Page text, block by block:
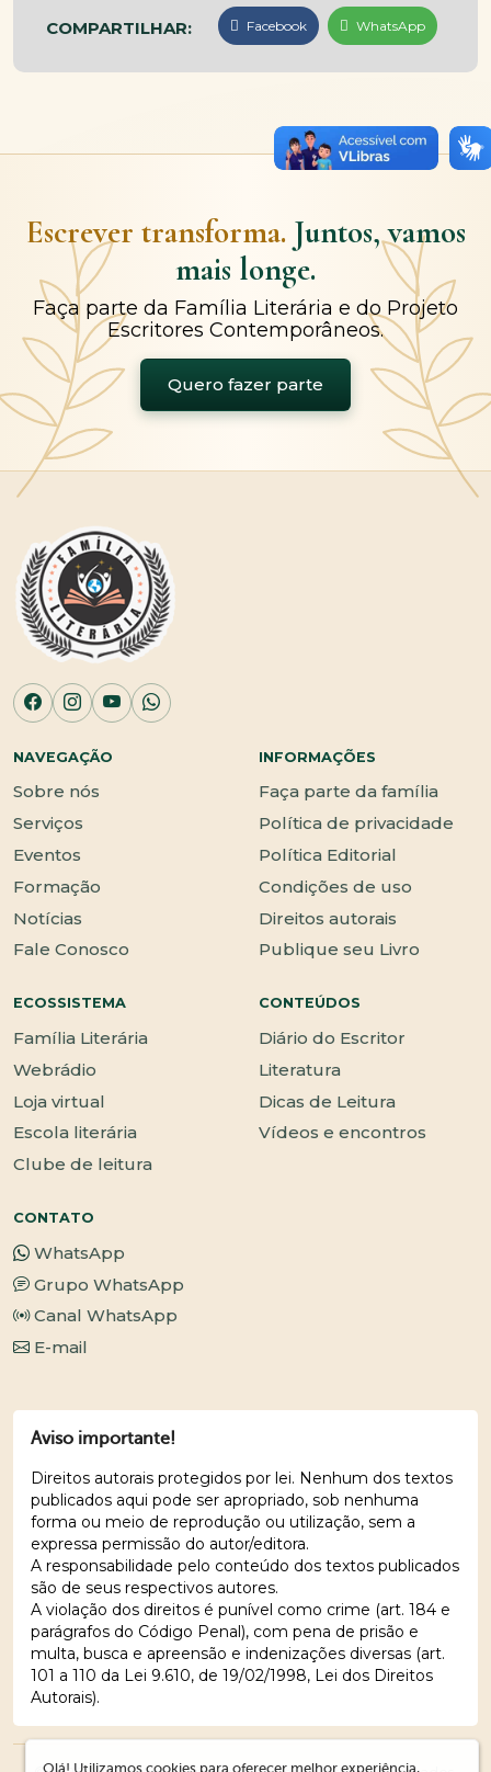
COMPARTILHAR: Facebook WhatsApp
Escrever transforma. Juntos, vamos
mais longe.
Faça parte da Família Literária e do Projeto
Escritores Contemporâneos.
Quero fazer parte
NAVEGAÇÃO
Sobre nós
Serviços
Eventos
Formação
Notícias
Fale Conosco
INFORMAÇÕES
Faça parte da família
Política de privacidade
Política Editorial
Condições de uso
Direitos autorais
Publique seu Livro
ECOSSISTEMA
Família Literária
Webrádio
Loja virtual
Escola literária
Clube de leitura
CONTEÚDOS
Diário do Escritor
Literatura
Dicas de Leitura
Vídeos e encontros
CONTATO
WhatsApp
Grupo WhatsApp
Canal WhatsApp
E-mail
Aviso importante!
Direitos autorais protegidos por lei. Nenhum dos textos
publicados aqui pode ser apropriado, sob nenhuma
forma ou meio de reprodução ou utilização, sem a
expressa permissão do autor/editora.
A responsabilidade pelo conteúdo dos textos publicados
são de seus respectivos autores.
A violação dos direitos é punível como crime (art. 184 e
parágrafos do Código Penal), com pena de prisão e
multa, busca e apreensão e indenizações diversas (art.
101 a 110 da Lei 9.610, de 19/02/1998, Lei dos Direitos
Autorais).
Olá! Utilizamos cookies para oferecer melhor experiência,